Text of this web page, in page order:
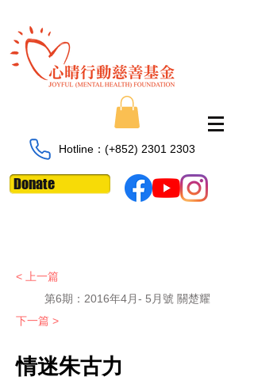
Hotline：​​(+852) 2301 2303
Donate
< 上一篇
第6期： 2016年4月- 5月號 關楚耀
下一篇 >
情迷朱古力